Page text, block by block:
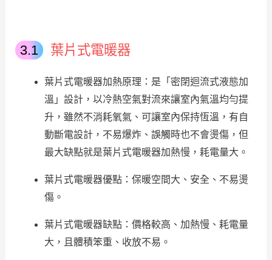
葉片式電暖器
葉片式電暖器加熱原理：是「密閉迴流式液態加
溫」設計，以冷熱空氣對流來讓室內氣溫均勻提
升，雖然不消耗氧氣、可讓室內保持恆溫，有自
動斷電設計，不易爆炸、誤觸時也不會燙傷，但
最大缺點就是葉片式電暖器加熱慢，耗電量大。
葉片式電暖器優點：保暖空間大、安全、不易燙
傷。
葉片式電暖器缺點：價格較高、加熱慢、耗電量
大，且體積笨重、收放不易。